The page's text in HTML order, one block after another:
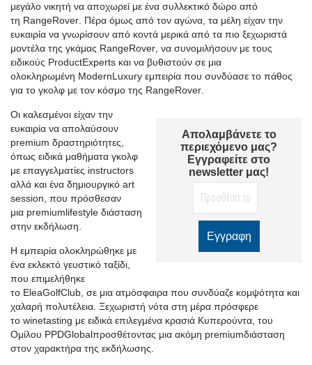
μεγάλο νικητή να αποχωρεί με ένα συλλεκτικό δώρο από
τη RangeRover. Πέρα όμως από τον αγώνα, τα μέλη είχαν την
ευκαιρία να γνωρίσουν από κοντά μερικά από τα πιο ξεχωριστά
μοντέλα της γκάμας RangeRover, να συνομιλήσουν με τους
ειδικούς ProductExperts και να βυθιστούν σε μια
ολοκληρωμένη ModernLuxury εμπειρία που συνδύασε το πάθος
για το γκολφ με τον κόσμο της RangeRover.
Απολαμβάνετε το
περιεχόμενο μας?
Εγγραφείτε στο
newsletter μας!
Οι καλεσμένοι είχαν την
ευκαιρία να απολαύσουν
premium δραστηριότητες,
όπως ειδικά μαθήματα γκολφ
με επαγγελματίες instructors
αλλά και ένα δημιουργικό art
session, που πρόσθεσαν
μια premiumlifestyle διάσταση
στην εκδήλωση.
Η εμπειρία ολοκληρώθηκε με
ένα εκλεκτό γευστικό ταξίδι,
που επιμελήθηκε
το EleaGolfClub, σε μια ατμόσφαιρα που συνδύαζε κομψότητα και
χαλαρή πολυτέλεια. Ξεχωριστή νότα στη μέρα πρόσφερε
το winetasting με ειδικά επιλεγμένα κρασιά Κυπερούντα, του
Ομίλου PPDGlobalπροσθέτοντας μια ακόμη premiumδιάσταση
στον χαρακτήρα της εκδήλωσης.